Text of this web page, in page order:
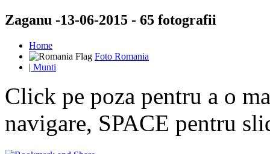
Zaganu -13-06-2015 - 65 fotografii
Home
Foto Romania
| Munti
Click pe poza pentru a o
navigare, SPACE pentru